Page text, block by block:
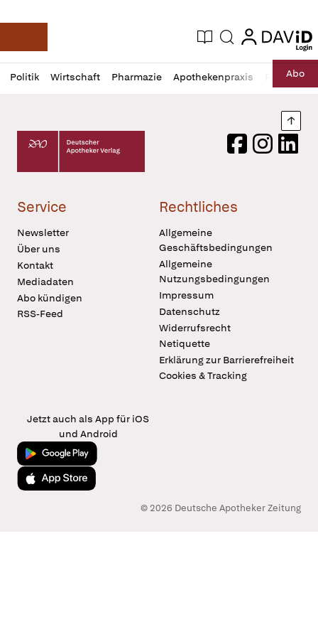
Deutsche Apotheker Zeitung
Aktuelle Ausgabe
Suche login
login
Politik Wirtschaft Pharmazie Apothekenpraxis RechtAbo
Profil
öffnen
Daz
Pur
Deutscher Apotheker Verlag Logo
FacebookInstagram
Service
Newsletter
Über uns
Kontakt
Mediadaten
Abo kündigen
RSS-Feed
Rechtliches
Allgemeine
Geschäftsbedingungen
Allgemeine
Nutzungsbedingungen
Impressum
Datenschutz
Widerrufsrecht
Netiquette
Erklärung zur Barrierefreiheit
Cookies & Tracking
Jetzt auch als App für iOS
und Android
Jetzt bei Google Play
Laden im App Store
© 2026 Deutsche Apotheker Zeitung